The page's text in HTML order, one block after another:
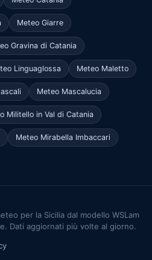
Meteo Giarre
Gravina di Catania
Linguaglossa Meteo Maletto
Meteo Mascalucia
Militello in Val di Catania
Meteo Mirabella Imbaccari
per la Sicilia dal modello WSLam
Dati aggiornati più volte al giorno.